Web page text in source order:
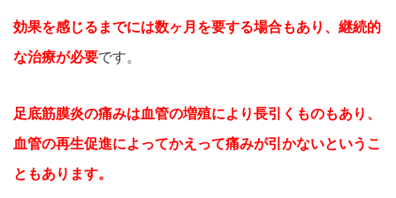
効果を感じるまでには数ヶ月を要する場合もあり、継続的
な治療が必要です。
足底筋膜炎の痛みは血管の増殖により長引くものもあり、
血管の再生促進によってかえって痛みが引かないというこ
ともあります。